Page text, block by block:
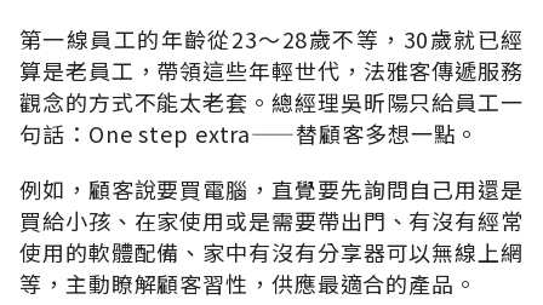
第一線員工的年齡從23～28歲不等，30歲就已經
算是老員工，帶領這些年輕世代，法雅客傳遞服務
觀念的方式不能太老套。總經理吳昕陽只給員工一
句話：One step extra——替顧客多想一點。
例如，顧客說要買電腦，直覺要先詢問自己用還是
買給小孩、在家使用或是需要帶出門、有沒有經常
使用的軟體配備、家中有沒有分享器可以無線上網
等，主動瞭解顧客習性，供應最適合的產品。